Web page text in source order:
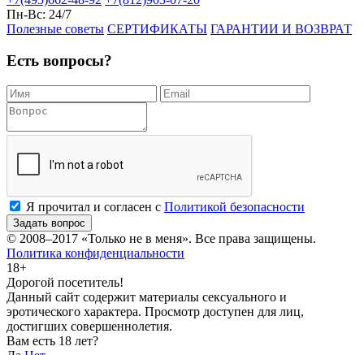
Пн-Вс: 24/7
Полезные советы СЕРТИФИКАТЫ ГАРАНТИИ И ВОЗВРАТ
Есть вопросы?
Я прочитал и согласен с Политикой безопасности
Задать вопрос
© 2008–2017 «Только не в меня». Все права защищены.
Политика конфиденциальности
18+
Дорогой посетитель!
Данный сайт содержит материалы сексуального и
эротического характера. Просмотр доступен для лиц,
достигших совершеннолетия.
Вам есть 18 лет?